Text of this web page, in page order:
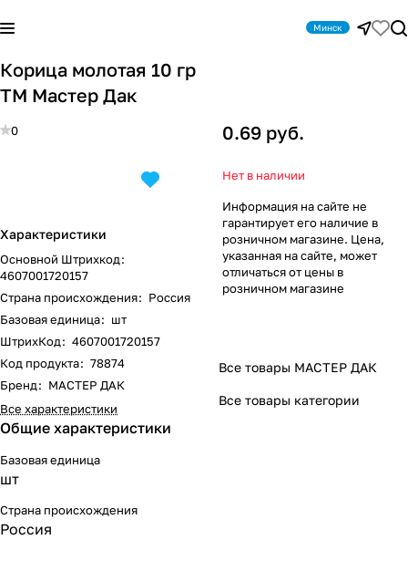
Минск
Корица молотая 10 гр
ТМ Мастер Дак
0
Характеристики
Основной Штрихкод:
4607001720157
Страна происхождения: Россия
Базовая единица: шт
ШтрихКод: 4607001720157
Код продукта: 78874
Бренд: МАСТЕР ДАК
Все характеристики
0.69 руб.
Нет в наличии
Информация на сайте не
гарантирует его наличие в
розничном магазине. Цена,
указанная на сайте, может
отличаться от цены в
розничном магазине
Все товары МАСТЕР ДАК
Все товары категории
Общие характеристики
Базовая единица
шт
Страна происхождения
Россия